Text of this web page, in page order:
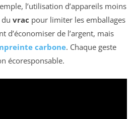
l’utilisation d’appareils moins
vrac pour limiter les emballages
d’économiser de l’argent, mais
carbone. Chaque geste
écoresponsable.